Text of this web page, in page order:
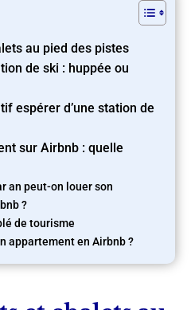
au pied des pistes
de ski : huppée ou
espérer d’une station de
sur Airbnb : quelle
an peut-on louer son
?
de tourisme
appartement en Airbnb ?